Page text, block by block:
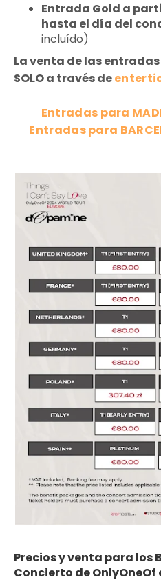
Entrada Gold a
hasta el día del
incluído)
La venta de las
SOLO a través de
Entradas para
Entradas para
Precios y venta para los
Concierto de